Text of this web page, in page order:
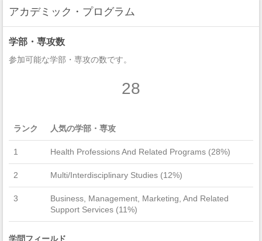
アカデミック・プログラム
学部・専攻数
参加可能な学部・専攻の数です。
28
ランク 人気の学部・専攻
1 Health Professions And Related Programs (28%)
2 Multi/Interdisciplinary Studies (12%)
3
Business, Management, Marketing, And Related
Support Services (11%)
学問フィールド